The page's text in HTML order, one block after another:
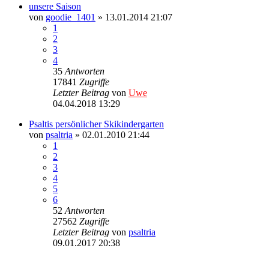
unsere Saison
von goodie_1401 » 13.01.2014 21:07
1
2
3
4
35 Antworten
17841 Zugriffe
Letzter Beitrag von Uwe
04.04.2018 13:29
Psaltis persönlicher Skikindergarten
von psaltria » 02.01.2010 21:44
1
2
3
4
5
6
52 Antworten
27562 Zugriffe
Letzter Beitrag von psaltria
09.01.2017 20:38